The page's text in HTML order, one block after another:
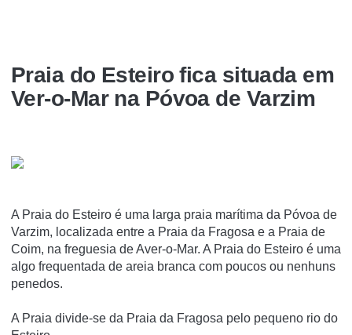
Praia do Esteiro fica situada em
Ver-o-Mar na Póvoa de Varzim
A Praia do Esteiro é uma larga praia marí­tima da Póvoa de
Varzim, localizada entre a Praia da Fragosa e a Praia de
Coim, na freguesia de Aver-o-Mar. A Praia do Esteiro é uma
algo frequentada de areia branca com poucos ou nenhuns
penedos.
A Praia divide-se da Praia da Fragosa pelo pequeno rio do